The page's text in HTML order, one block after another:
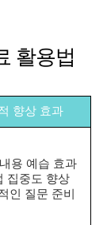
활용법
향상 효과
용 예습 효과
집중도 향상
인 질문 준비